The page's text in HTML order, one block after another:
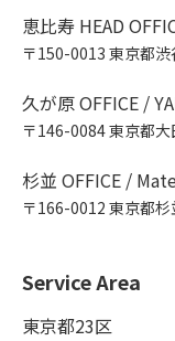
恵比寿 HEAD
〒150-0013 東京都
久が原 OFFICE /
〒146-0084 東京都
杉並 OFFICE /
〒166-0012 東京都
Service Area
東京都23区